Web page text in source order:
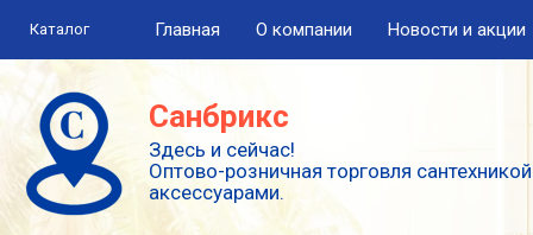
Полезная информация
Сушилки для рук
Высокоскоростные погружные сушилки
для рук
Каталог Главная О компании Новости и акции
Санбрикс
Здесь и сейчас!
Оптово-розничная торговля
аксессуарами.